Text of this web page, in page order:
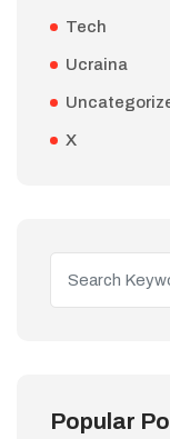
Tech
Ucraina
X
Popular